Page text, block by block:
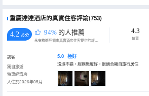
重慶達達酒店的真實住客評論(753)
4.2 /5分 94% 的人推薦
永安旅遊評價由真實酒店住客提供的評價。
4.3
位置
訪客
獨自旅遊
特惠經濟房
入住於2026年05月
5.0 極好
環境不錯，服務態度好，很適合獨自旅行居住